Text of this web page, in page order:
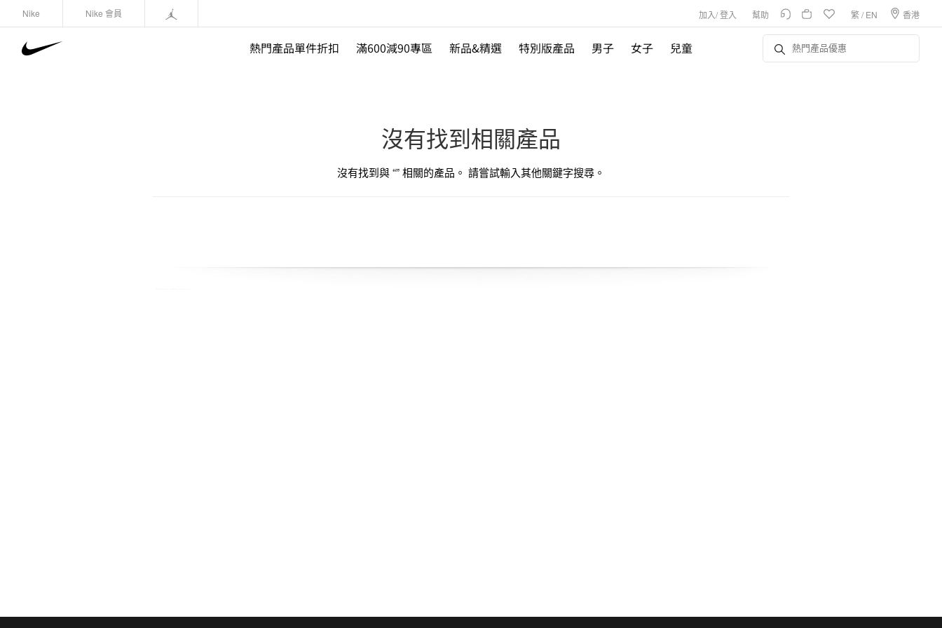
Nike Nike 會員 加入/登入 幫助 繁/ EN 香港
熱門產品單件折扣 滿600減90專區 新品&精選 特別版產品 男子 女子 兒童
沒有找到相關產品
沒有找到與 “” 相關的產品。 請嘗試輸入其他關鍵字搜尋。